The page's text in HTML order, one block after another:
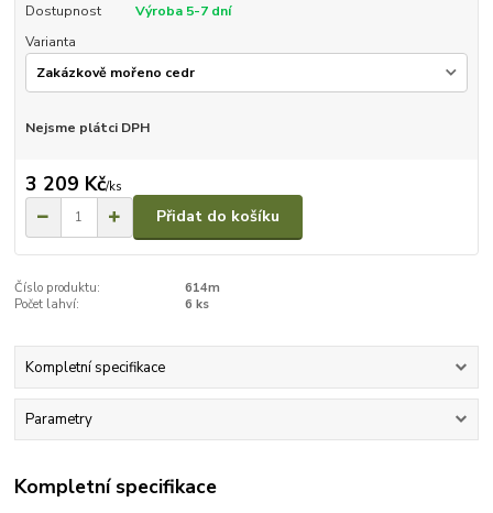
Dostupnost
Výroba 5-7 dní
Varianta
Nejsme plátci DPH
3 209 Kč/ks
Přidat do košíku
Číslo produktu:
614m
Počet lahví:
6 ks
Kompletní specifikace
Parametry
Kompletní specifikace